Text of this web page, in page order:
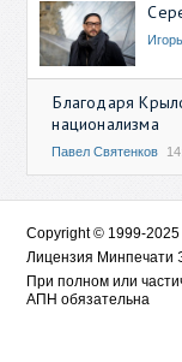
Благодаря
национализма
Павел Святенков
Copyright © 1999-2025
Лицензия
При полном или
АПН обязательна